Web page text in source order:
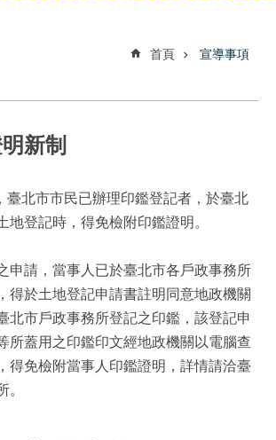
首頁 宣導事項
新制
臺北市市民已辦理印鑑登記者，於臺北
地登記時，得免檢附印鑑證明。
申請，當事人已於臺北市各戶政事務所
得於土地登記申請書註明同意地政機關
北市戶政事務所登記之印鑑，該登記申
所蓋用之印鑑印文經地政機關以電腦查
得免檢附當事人印鑑證明，詳情請洽臺
。